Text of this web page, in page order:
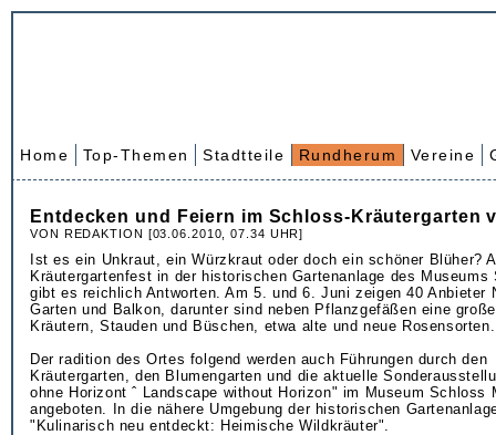
Home Top-Themen Stadtteile Rundherum Vereine
Entdecken und Feiern im Schloss-Kräutergarten
VON REDAKTION [03.06.2010, 07.34 UHR]
Ist es ein Unkraut, ein Würzkraut oder doch ein schöner Blüher?
Kräutergartenfest in der historischen Gartenanlage des Museums
gibt es reichlich Antworten. Am 5. und 6. Juni zeigen 40 Anbieter
Garten und Balkon, darunter sind neben Pflanzgefäßen eine
Kräutern, Stauden und Büschen, etwa alte und neue Rosensorten.
Der radition des Ortes folgend werden auch Führungen durch den
Kräutergarten, den Blumengarten und die aktuelle
ohne Horizont ˆ Landscape without Horizon" im Museum Schloss
angeboten. In die nähere Umgebung der historischen
"Kulinarisch neu entdeckt: Heimische Wildkräuter".